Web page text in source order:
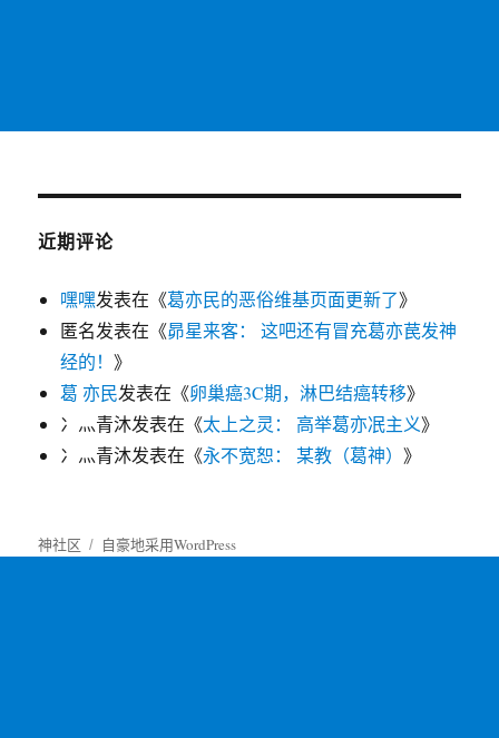
近期评论
嘿嘿发表在《葛亦民的恶俗维基页面更新了》
匿名发表在《昴星来客： 这吧还有冒充葛亦苠发神
经的！》
葛 亦民发表在《卵巢癌3C期，淋巴结癌转移》
冫灬青沐发表在《太上之灵： 高举葛亦冺主义》
冫灬青沐发表在《永不宽恕： 某教（葛神）》
神社区 自豪地采用WordPress